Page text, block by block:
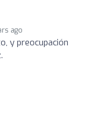
ago
y preocupación